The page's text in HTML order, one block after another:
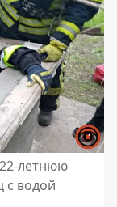
летнюю
с водой